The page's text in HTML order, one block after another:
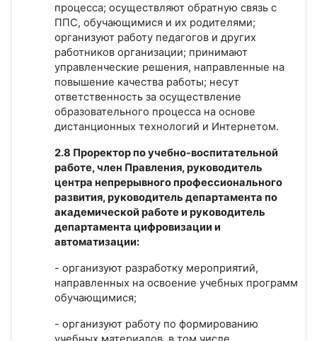
процесса; осуществляют обратную связь с
ППС, обучающимися и их родителями;
организуют работу педагогов и других
работников организации; принимают
управленческие решения, направленные на
повышение качества работы; несут
ответственность за осуществление
образовательного процесса на основе
дистанционных технологий и Интернетом.
2.8 Проректор по учебно-воспитательной
работе, член Правления, руководитель
центра непрерывного профессионального
развития, руководитель департамента по
академической работе и руководитель
департамента цифровизации и
автоматизации:
- организуют разработку мероприятий,
направленных на освоение учебных программ
обучающимися;
- организуют работу по формированию